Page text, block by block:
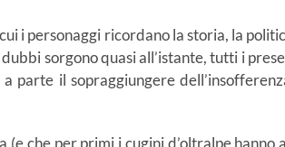
i personaggi ricordano la storia, la
sorgono quasi all’istante, tutti i
parte il sopraggiungere